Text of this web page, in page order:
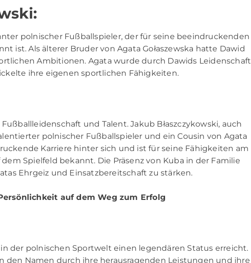
polnischer Fußballspieler, der für seine beeindruckenden
ist. Als älterer Bruder von Agata Gołaszewska hatte Dawid
Ambitionen. Agata wurde durch Dawids Leidenschaft
ihre eigenen sportlichen Fähigkeiten.
und Talent. Jakub Błaszczykowski, auch
polnischer Fußballspieler und ein Cousin von Agata
Karriere hinter sich und ist für seine Fähigkeiten am
Spielfeld bekannt. Die Präsenz von Kuba in der Familie
Ehrgeiz und Einsatzbereitschaft zu stärken.
auf dem Weg zum Erfolg
in der polnischen Sportwelt einen legendären Status erreicht.
den Namen durch ihre herausragenden Leistungen und ihre